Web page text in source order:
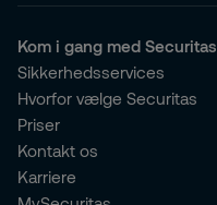
Kom i gang med Securitas
Sikkerhedsservices
Hvorfor vælge Securitas
Priser
Kontakt os
Karriere